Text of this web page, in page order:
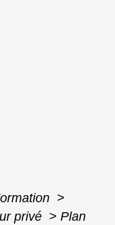
>
privé > Plan